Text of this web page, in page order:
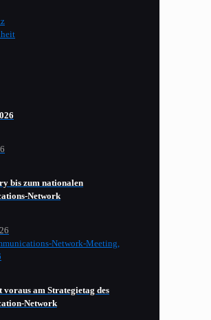
bis zum nationalen
Network
am Strategietag des
Network